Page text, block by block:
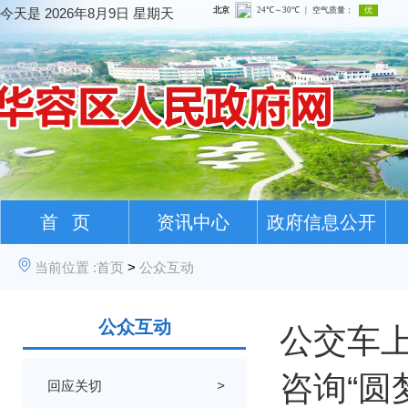
今天是 2026年8月9日 星期天
首 页 资讯中心 政府信息公开
当前位置 :首页 > 公众互动
公众互动
回应关切 >
公交车
咨询“圆